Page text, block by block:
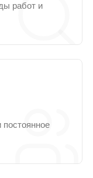
работ и
постоянное